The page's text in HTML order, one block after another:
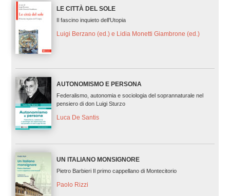
LE CITTÀ DEL SOLE
Il fascino inquieto dell'Utopia
Luigi Berzano (ed.) e Lidia Monetti Giambrone (ed.)
AUTONOMISMO E PERSONA
Federalismo, autonomia e sociologia del soprannaturale nel
pensiero di don Luigi Sturzo
Luca De Santis
UN ITALIANO MONSIGNORE
Pietro Barbieri Il primo cappellano di Montecitorio
Paolo Rizzi